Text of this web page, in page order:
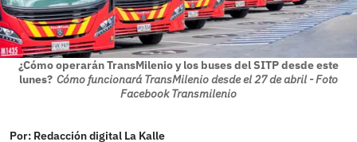
¿Cómo operarán TransMilenio y los buses del SITP desde este
lunes? Cómo funcionará TransMilenio desde el 27 de abril - Foto
Facebook Transmilenio
Por: Redacción digital La Kalle